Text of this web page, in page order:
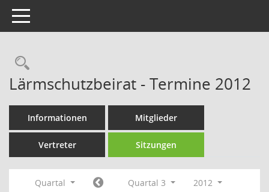
Toggle navigation
Rechercheauswahl
Lärmschutzbeirat - Termine 2012
Informationen Mitglieder
Vertreter Sitzungen
Quartal Quartal 3
2012